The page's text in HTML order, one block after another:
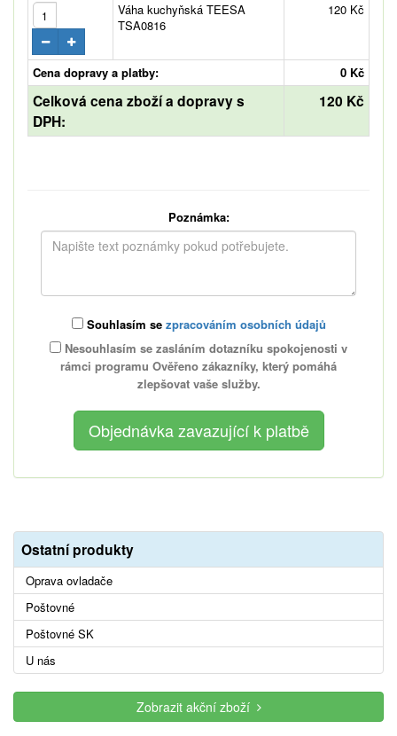
Váha kuchyňská TEESA
TSA0816
120 Kč
Cena dopravy a platby: 0 Kč
Celková cena zboží a dopravy s
DPH:
120 Kč
Poznámka:
Souhlasím se zpracováním osobních údajů
Nesouhlasím se zasláním dotazníku spokojenosti v
rámci programu Ověřeno zákazníky, který pomáhá
zlepšovat vaše služby.
Ostatní produkty
Oprava ovladače
Poštovné
Poštovné SK
U nás
Zobrazit akční zboží